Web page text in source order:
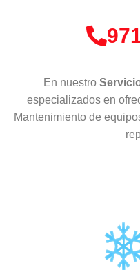
En nuestro
especializados en
Mantenimiento de